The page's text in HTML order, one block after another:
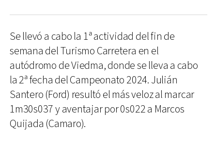
Se llevó a cabo la 1ª actividad del fin de
semana del Turismo Carretera en el
autódromo de Viedma, donde se lleva a cabo
la 2ª fecha del Campeonato 2024. Julián
Santero (Ford) resultó el más veloz al marcar
1m30s037 y aventajar por 0s022 a Marcos
Quijada (Camaro).